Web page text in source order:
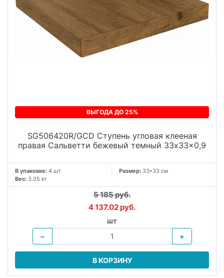
ВЫГОДА ДО 25%
SG506420R/GCD Ступень угловая клееная
правая Сальветти бежевый темный 33x33x0,9
В упаковке: 4 шт Размер: 33*33 см
Вес: 3.05 кг
5 185 руб.
4 137.02 руб.
шт
−
+
В КОРЗИНУ